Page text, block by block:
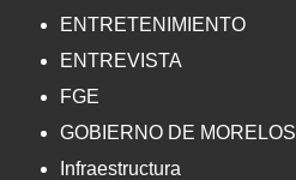
ENTRETENIMIENTO
ENTREVISTA
FGE
GOBIERNO DE MORELOS
Infraestructura